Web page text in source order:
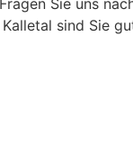
sind Sie